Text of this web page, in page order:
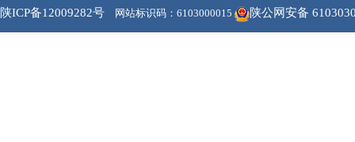
陕ICP备12009282号 网站标识码：6103000015 陕公网安备